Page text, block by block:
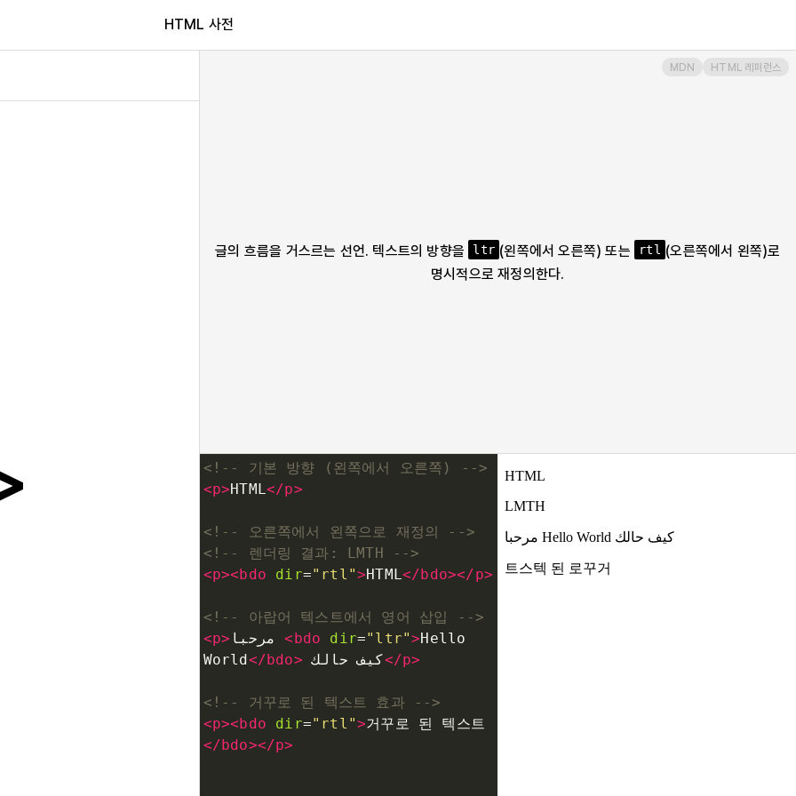
HTML 사전
글의 흐름을 거스르는 선언. 텍스트의 방향을 ltr (왼쪽에서 오른쪽) 또는 rtl (오른쪽에서 왼쪽)로
명시적으로 재정의한다.
MDN HTML 레퍼런스
<!-- 기본 방향 (왼쪽에서 오른쪽) -->
<p>HTML</p>
<!-- 오른쪽에서 왼쪽으로 재정의 -->
<!-- 렌더링 결과: LMTH -->
<p><bdo dir="rtl">HTML</bdo></p>
<!-- 아랍어 텍스트에서 영어 삽입 -->
<p> مرحبا <bdo dir="ltr">Hello
World</bdo> كيف حالك</p>
<!-- 거꾸로 된 텍스트 효과 -->
<p><bdo dir="rtl">거꾸로 된 텍스트
</bdo></p>